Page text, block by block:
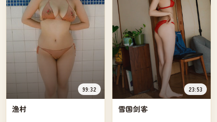
99:32
渔村
23:53
雪国剑客